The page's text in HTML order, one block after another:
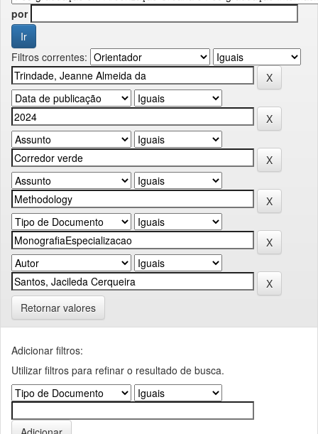
por
Filtros correntes:
Retornar valores
Adicionar filtros:
Utilizar filtros para refinar o resultado de busca.